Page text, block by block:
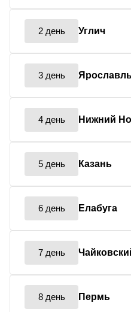
2 день Углич
3 день
4 день Нижний
5 день Казань
6 день Елабуга
7 день
8 день Пермь